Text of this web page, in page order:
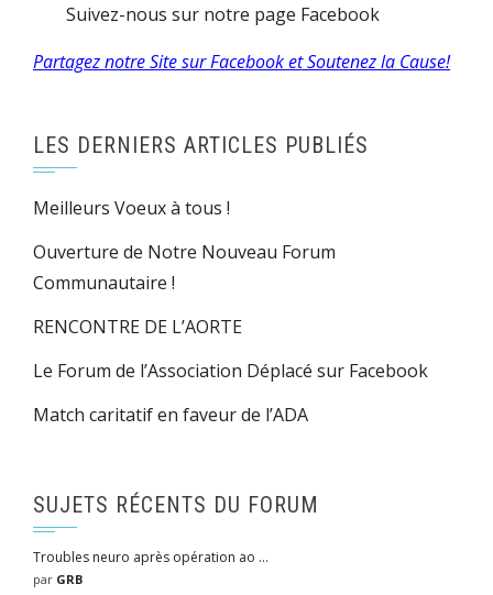
Suivez-nous sur notre page Facebook
Partagez notre Site sur Facebook et Soutenez la Cause!
LES DERNIERS ARTICLES PUBLIÉS
Meilleurs Voeux à tous !
Ouverture de Notre Nouveau Forum
Communautaire !
RENCONTRE DE L’AORTE
Le Forum de l’Association Déplacé sur Facebook
Match caritatif en faveur de l’ADA
SUJETS RÉCENTS DU FORUM
Troubles neuro après opération ao …
par GRB